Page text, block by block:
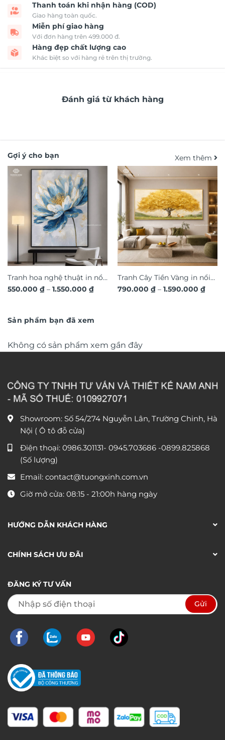
Thanh toán khi nhận hàng (COD)
Giao hàng toàn quốc.
Miễn phí giao hàng
Với đơn hàng trên 499.000 đ.
Hàng đẹp chất lượng cao
Khác biệt so với hàng rẻ trên thị trường.
Đánh giá từ khách hàng
Gợi ý cho bạn Xem thêm
Tranh hoa nghệ thuật in nổi
3D hiệu ứng dát vàng sang
550.000 ₫ – 1.550.000 ₫Khoảng
1.550.000 ₫
Tranh Cây Tiền Vàng in nổi
3D dát vàng ánh kim sang
790.000 ₫ – 1.590.000 ₫
Sản phẩm bạn đã xem
Không có sản phẩm xem gần đây
Showroom: Số 54/274 Nguyễn Lân, Trường Chinh, Hà
Nội ( Ô tô đỗ cửa)
Điện thoại: 0986.301131- 0945.703686 -0899.825868
(Số lượng)
Email: contact@tuongxinh.com.vn
Giờ mở cửa: 08:15 - 21:00h hàng ngày
HƯỚNG DẪN KHÁCH HÀNG
CHÍNH SÁCH ƯU ĐÃI
ĐĂNG KÝ TƯ VẤN